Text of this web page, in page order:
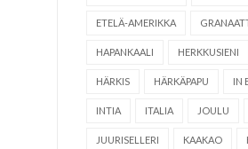
ETELÄ-AMERIKKA
HAPANKAALI HERKKUSIENI
HÄRKIS HÄRKÄPAPU IN
INTIA ITALIA JOULU
JUURISELLERI KAAKAO